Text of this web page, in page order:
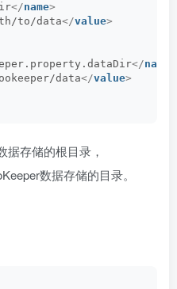
</name>
to/data</value>
</name
data</value>
据存储的根目录，
数据存储的目录。